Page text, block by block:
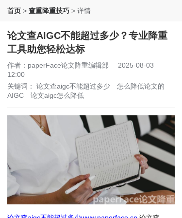
首页 > 查重降重技巧 > 详情
论文查AIGC不能超过多少？专业降重
工具助您轻松达标
作者：paperFace论文降重编辑部
2025-08-03
12:00
关键词： 论文查aigc不能超过多少
怎么降低论文的
AIGC
论文aigc怎么降低